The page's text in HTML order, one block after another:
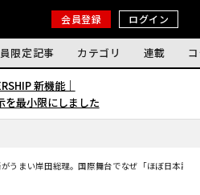
会員登録 ログイン
限定記事 カテゴリ 連載
新機能｜
を最小限にしました
うまい岸田総理。国際舞台でなぜ「ほぼ日本語